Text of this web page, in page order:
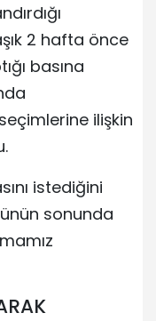
2 hafta önce
basına
ilişkin
istediğini
sonunda